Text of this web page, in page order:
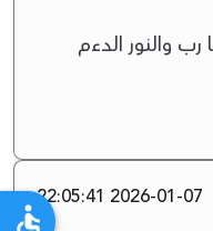
رب والنور الدءم
2026-01-07 22:05:41